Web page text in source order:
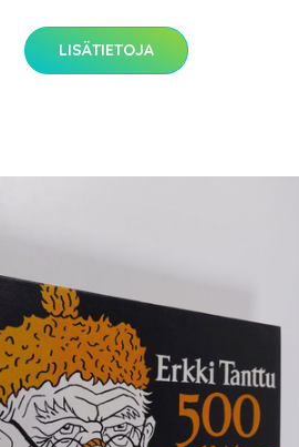
LISÄTIETOJA